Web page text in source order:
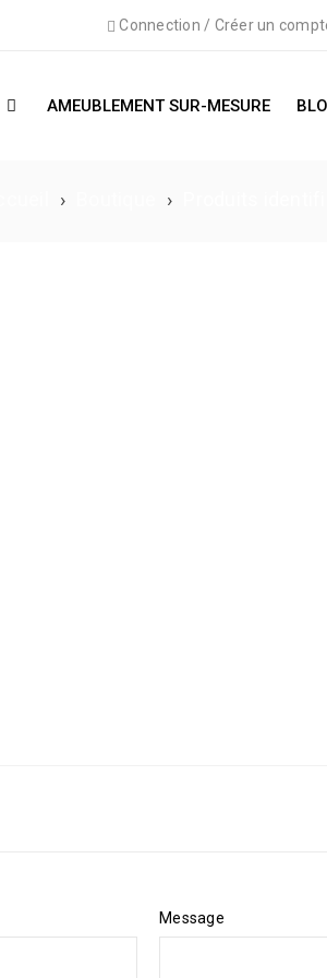
Connection / Créer un
AMEUBLEMENT SUR-MESURE
› ›
Message